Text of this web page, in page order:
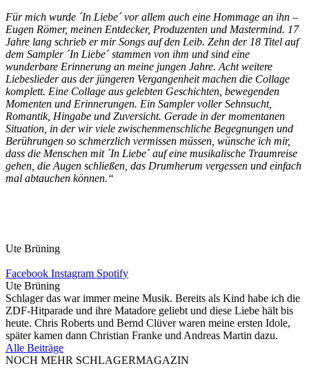
Für mich wurde ´In Liebe´ vor allem auch eine Hommage an ihn –
Eugen Römer, meinen Entdecker, Produzenten und Mastermind. 17
Jahre lang schrieb er mir Songs auf den Leib. Zehn der 18 Titel auf
dem Sampler ´In Liebe´ stammen von ihm und sind eine
wunderbare Erinnerung an meine jungen Jahre. Acht weitere
Liebeslieder aus der jüngeren Vergangenheit machen die Collage
komplett. Eine Collage aus gelebten Geschichten, bewegenden
Momenten und Erinnerungen. Ein Sampler voller Sehnsucht,
Romantik, Hingabe und Zuversicht. Gerade in der momentanen
Situation, in der wir viele zwischenmenschliche Begegnungen und
Berührungen so schmerzlich vermissen müssen, wünsche ich mir,
dass die Menschen mit ´In Liebe´ auf eine musikalische Traumreise
gehen, die Augen schließen, das Drumherum vergessen und einfach
mal abtauchen können.“
Ute Brüning
Facebook Instagram Spotify
Ute Brüning
Schlager das war immer meine Musik. Bereits als Kind habe ich die
ZDF-Hitparade und ihre Matadore geliebt und diese Liebe hält bis
heute. Chris Roberts und Bernd Clüver waren meine ersten Idole,
später kamen dann Christian Franke und Andreas Martin dazu.
Alle Beiträge
NOCH MEHR SCHLAGERMAGAZIN